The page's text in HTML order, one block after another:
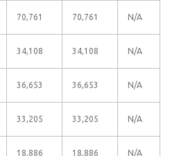
70,761 70,761 N/A
34,108 34,108 N/A
36,653 36,653 N/A
33,205 33,205 N/A
18,886 18,886 N/A